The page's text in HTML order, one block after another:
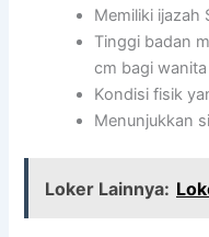
Memiliki ijazah
Tinggi badan
cm bagi wanita
Kondisi fisik
Menunjukkan
Loker Lainnya: